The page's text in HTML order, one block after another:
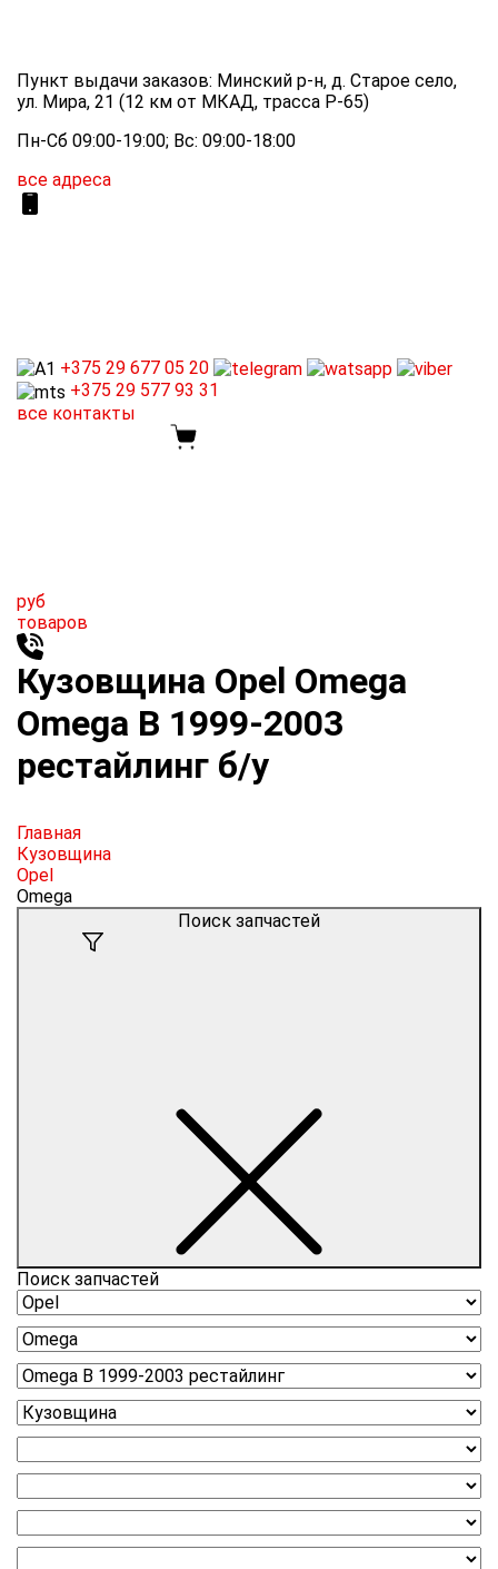
Пункт выдачи заказов: Минский р-н, д. Старое село,
ул. Мира, 21 (12 км от МКАД, трасса P-65)
Пн-Сб 09:00-19:00; Вс: 09:00-18:00
все адреса
+375 29 677 05 20
+375 29 577 93 31
все контакты
руб
товаров
Кузовщина Opel Omega
Omega B 1999-2003
рестайлинг б/у
Главная
Кузовщина
Opel
Omega
Поиск запчастей
Поиск запчастей